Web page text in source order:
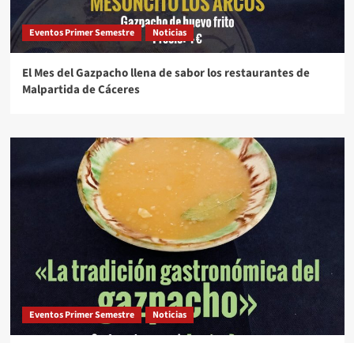
Eventos Primer Semestre Noticias
El Mes del Gazpacho llena de sabor los restaurantes de
Malpartida de Cáceres
Eventos Primer Semestre Noticias